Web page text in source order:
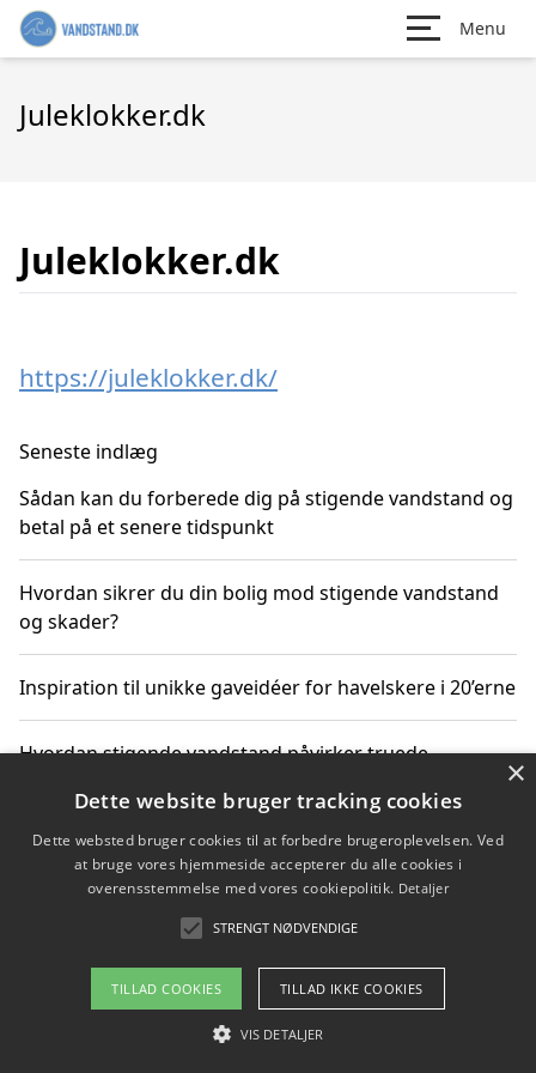
Menu
Juleklokker.dk
Juleklokker.dk
https://juleklokker.dk/
Seneste indlæg
Sådan kan du forberede dig på stigende vandstand og
betal på et senere tidspunkt
Hvordan sikrer du din bolig mod stigende vandstand
og skader?
Inspiration til unikke gaveidéer for havelskere i 20’erne
Hvordan stigende vandstand påvirker truede
Sådan vælger du de bedste vandrerygsække til
vandreture i Danmark
Copyright 2026 - Pilanto Aps
Om / kontakt
×
Dette website bruger tracking cookies
Dette websted bruger cookies til at forbedre brugeroplevelsen. Ved
at bruge vores hjemmeside accepterer du alle cookies i
overensstemmelse med vores cookiepolitik. Detaljer
STRENGT NØDVENDIGE
TILLAD COOKIES TILLAD IKKE COOKIES
VIS DETALJER